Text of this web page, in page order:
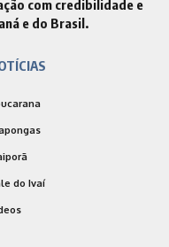
com credibilidade e
e do Brasil.
do Ivaí